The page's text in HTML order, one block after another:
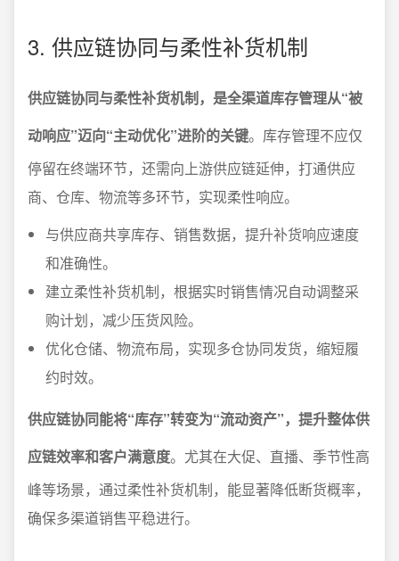
3. 供应链协同与柔性补货机制
供应链协同与柔性补货机制，是全渠道库存管理从“被
动响应”迈向“主动优化”进阶的关键。库存管理不应仅
停留在终端环节，还需向上游供应链延伸，打通供应
商、仓库、物流等多环节，实现柔性响应。
与供应商共享库存、销售数据，提升补货响应速度
和准确性。
建立柔性补货机制，根据实时销售情况自动调整采
购计划，减少压货风险。
优化仓储、物流布局，实现多仓协同发货，缩短履
约时效。
供应链协同能将“库存”转变为“流动资产”，提升整体供
应链效率和客户满意度。尤其在大促、直播、季节性高
峰等场景，通过柔性补货机制，能显著降低断货概率，
确保多渠道销售平稳进行。